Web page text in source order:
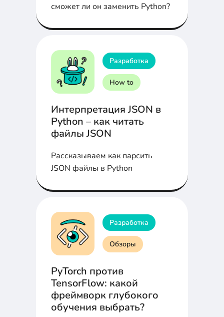
сможет ли он заменить Python?
Разработка
How to
Интерпретация JSON в
Python – как читать
файлы JSON
Рассказываем как парсить
JSON файлы в Python
Разработка
Обзоры
PyTorch против
TensorFlow: какой
фреймворк глубокого
обучения выбрать?